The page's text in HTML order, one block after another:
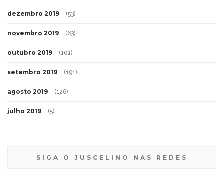
dezembro 2019 (53)
novembro 2019 (63)
outubro 2019 (101)
setembro 2019 (191)
agosto 2019 (126)
julho 2019 (5)
SIGA O JUSCELINO NAS REDES